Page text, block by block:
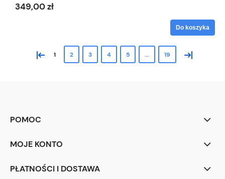
349,00 zł
Do koszyka
« 1 2 3 4 5 ... 19 »
POMOC
MOJE KONTO
PŁATNOŚCI I DOSTAWA